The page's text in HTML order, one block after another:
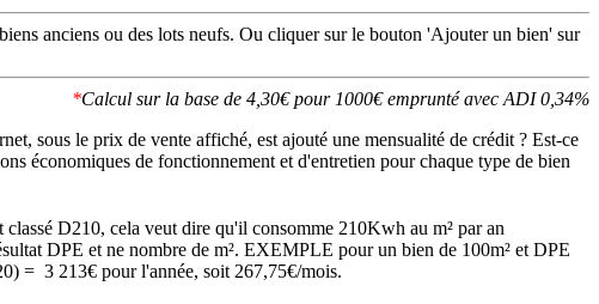
anciens ou des lots neufs. Ou cliquer sur le bouton 'Ajouter un bien' sur
*Calcul sur la base de 4,30€ pour 1000€ emprunté avec ADI 0,34%
sous le prix de vente affiché, est ajouté une mensualité de crédit ? Est-ce
économiques de fonctionnement et d'entretien pour chaque type de bien
D210, cela veut dire qu'il consomme 210Kwh au m² par an
DPE et ne nombre de m². EXEMPLE pour un bien de 100m² et DPE
= 3 213€ pour l'année, soit 267,75€/mois.